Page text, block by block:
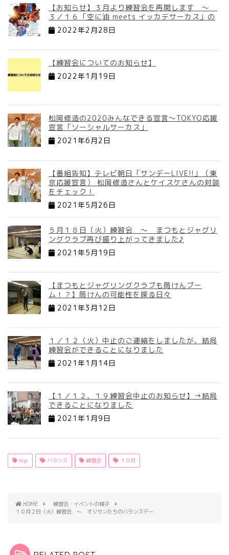
【お知らせ】３月より練習会を再開します ～
３／１６「空に油 meets イッカデサーカス」の
2022年2月28日
【練習会についてのお知らせ】
2022年1月19日
松岡修造の2020みんなできる宣言～TOKYO応援
宣言「ソーシャルサーカス」
2021年6月2日
【番組告知】テレビ朝日「サンデーLIVE!!」（東
京応援宣言） 松岡修造さんとケイスケさんの対談
をチェック！
2021年5月26日
５月１８日（火）練習会 ～ まつもとジャグリ
ングクラブ再び盛り上がってきました♪
2021年5月19日
【まつもとジャグリングクラブも筒けんブー
ム！？】筒けんの可能性を探る日々
2021年3月12日
１／１２（火）中止のご連絡をしましたが、結局
練習会ができることになりました
2021年1月14日
【１／１２、１９練習会中止のお知らせ】→結局
できることになりました
2021年1月9日
mjc バランス 練習会 １０月
HOME
練習会・イベントの様子
１０月２日（火）練習会 ～ オジサンたちのバランスデー